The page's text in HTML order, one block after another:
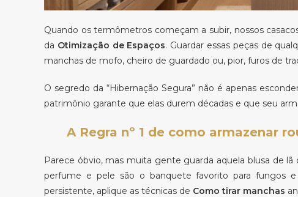
Quando os termômetros começam a subir, nossos
da Otimização de Espaços. Guardar essas peças de
manchas de mofo, cheiro de guardado ou, pior, furos de
O segredo da “Hibernação Segura” não é apenas
patrimônio garante que elas durem décadas e que seu
A Regra nº 1 de como armazenar
Parece óbvio, mas muita gente guarda aquela blusa de
perfume e pele são o banquete favorito para fungos
persistente, aplique as técnicas de Como tirar manchas